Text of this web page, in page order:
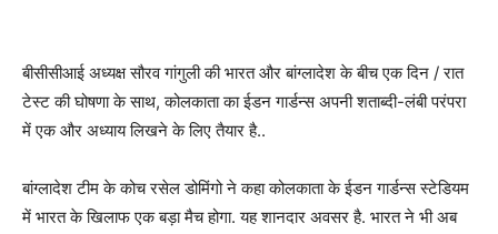
बीसीसीआई अध्यक्ष सौरव गांगुली की भारत और बांग्लादेश के बीच एक दिन / रात
टेस्ट की घोषणा के साथ, कोलकाता का ईडन गार्डन्स अपनी शताब्दी-लंबी परंपरा
में एक और अध्याय लिखने के लिए तैयार है..
बांग्लादेश टीम के कोच रसेल डोमिंगो ने कहा कोलकाता के ईडन गार्डन्स स्टेडियम
में भारत के खिलाफ एक बड़ा मैच होगा. यह शानदार अवसर है. भारत ने भी अब